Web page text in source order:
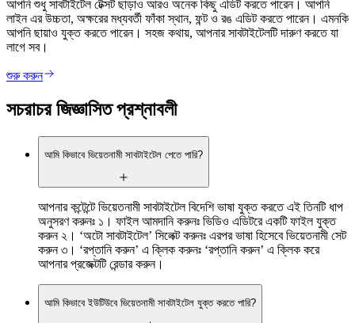
আপনি শুধু সাবটাইটেল টেক্সট ছাড়াও আরও অনেক কিছু এডিট করতে পারেন। আপনি
লাইন এর উচ্চতা, অক্ষরের মধ্যবর্তী ফাঁকা স্থান, ফন্ট ও রঙ এডিট করতে পারেন। এমনকি
আপনি ছায়াও যুক্ত করতে পারেন। সহজ কথায়, আপনার সাবটাইটেলটি দারুণ করতে যা
লাগে সব।
শুরু করুন
সচরাচর জিজ্ঞাসিত প্রশ্নাবলী
আমি কিভাবে ভিয়েতনামী সাবটাইটেল পেতে পারি?
আপনার কন্টেন্টে ভিয়েতনামী সাবটাইটেল বিদেশি ভাষা যুক্ত করতে এই তিনটি ধাপ
অনুসরণ করুনঃ ১। ফাইল আমদানি করুনঃ ভিডিও এডিটরে একটি ফাইল যুক্ত
করুন ২। ‘অটো সাবটাইটেল’ সিলেক্ট করুনঃ এরপর ভাষা হিসেবে ভিয়েতনামী সেট
করুন ৩। ‘রপ্তানি করুন’ এ ক্লিক করুনঃ ‘রপ্তানি করুন’ এ ক্লিক করে
আপনার প্রজেক্টটি রেন্ডার করুন।
আমি কিভাবে ইউটিউবে ভিয়েতনামী সাবটাইটেল যুক্ত করতে পারি?